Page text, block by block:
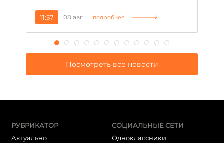
11:57 08 авг подробнее
Посмотреть все новости
РУБРИКАТОР
Актуально
СОЦИАЛЬНЫЕ СЕТИ
Одноклассники